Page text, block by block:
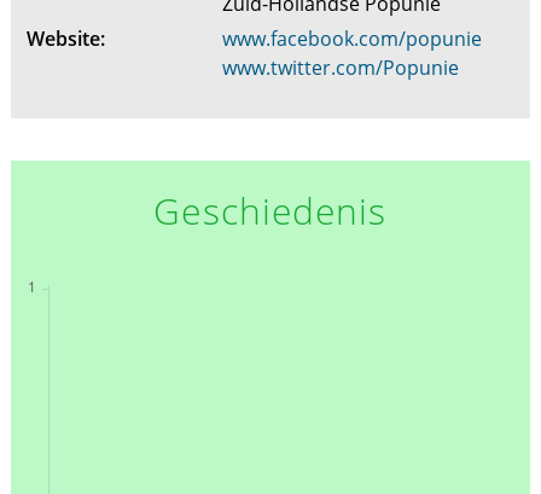
Website:
www.facebook.com/popunie
www.twitter.com/Popunie
Geschiedenis